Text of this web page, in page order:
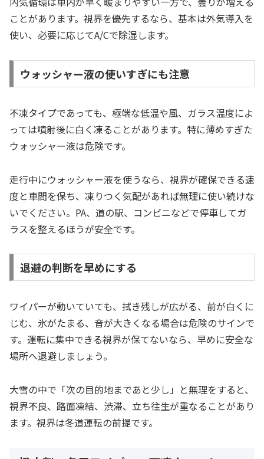
ことがあります。視界を優先するなら、基本は外気導入を
使い、必要に応じてA/Cで除湿します。
ウォッシャー液の使いすぎにも注意
不凍タイプであっても、極端な低温や風、ガラス温度によ
っては噴射後に白く凍ることがあります。特に薄めすぎた
ウォッシャー液は危険です。
走行中にウォッシャー液を使うなら、視界が確保できる速
度と車間を保ち、凍りつく気配があれば無理に使い続けな
いでください。PA、道の駅、コンビニなどで停車してガ
ラスを整えるほうが安全です。
退避の判断を早めにする
ワイパーが動いていても、拭き残しが広がる、前が白くに
じむ、氷がたまる、音が大きくなる場合は危険のサインで
す。運転に集中できる視界が保てないなら、早めに安全な
場所へ退避しましょう。
大雪の中で「次の目的地まであと少し」と無理をすると、
視界不良、路面凍結、渋滞、立ち往生が重なることがあり
ます。視界は冬道運転の前提です。